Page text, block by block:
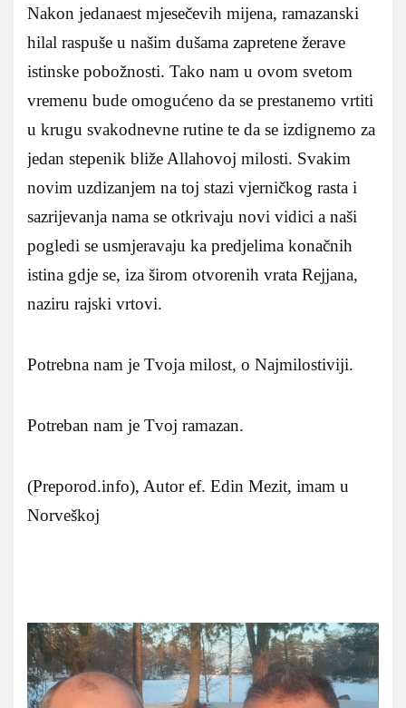
Nakon jedanaest mjesečevih mijena, ramazanski
hilal raspuše u našim dušama zapretene žerave
istinske pobožnosti. Tako nam u ovom svetom
vremenu bude omogućeno da se prestanemo vrtiti
u krugu svakodnevne rutine te da se izdignemo za
jedan stepenik bliže Allahovoj milosti. Svakim
novim uzdizanjem na toj stazi vjerničkog rasta i
sazrijevanja nama se otkrivaju novi vidici a naši
pogledi se usmjeravaju ka predjelima konačnih
istina gdje se, iza širom otvorenih vrata Rejjana,
naziru rajski vrtovi.
Potrebna nam je Tvoja milost, o Najmilostiviji.
Potreban nam je Tvoj ramazan.
(Preporod.info), Autor ef. Edin Mezit, imam u
Norveškoj